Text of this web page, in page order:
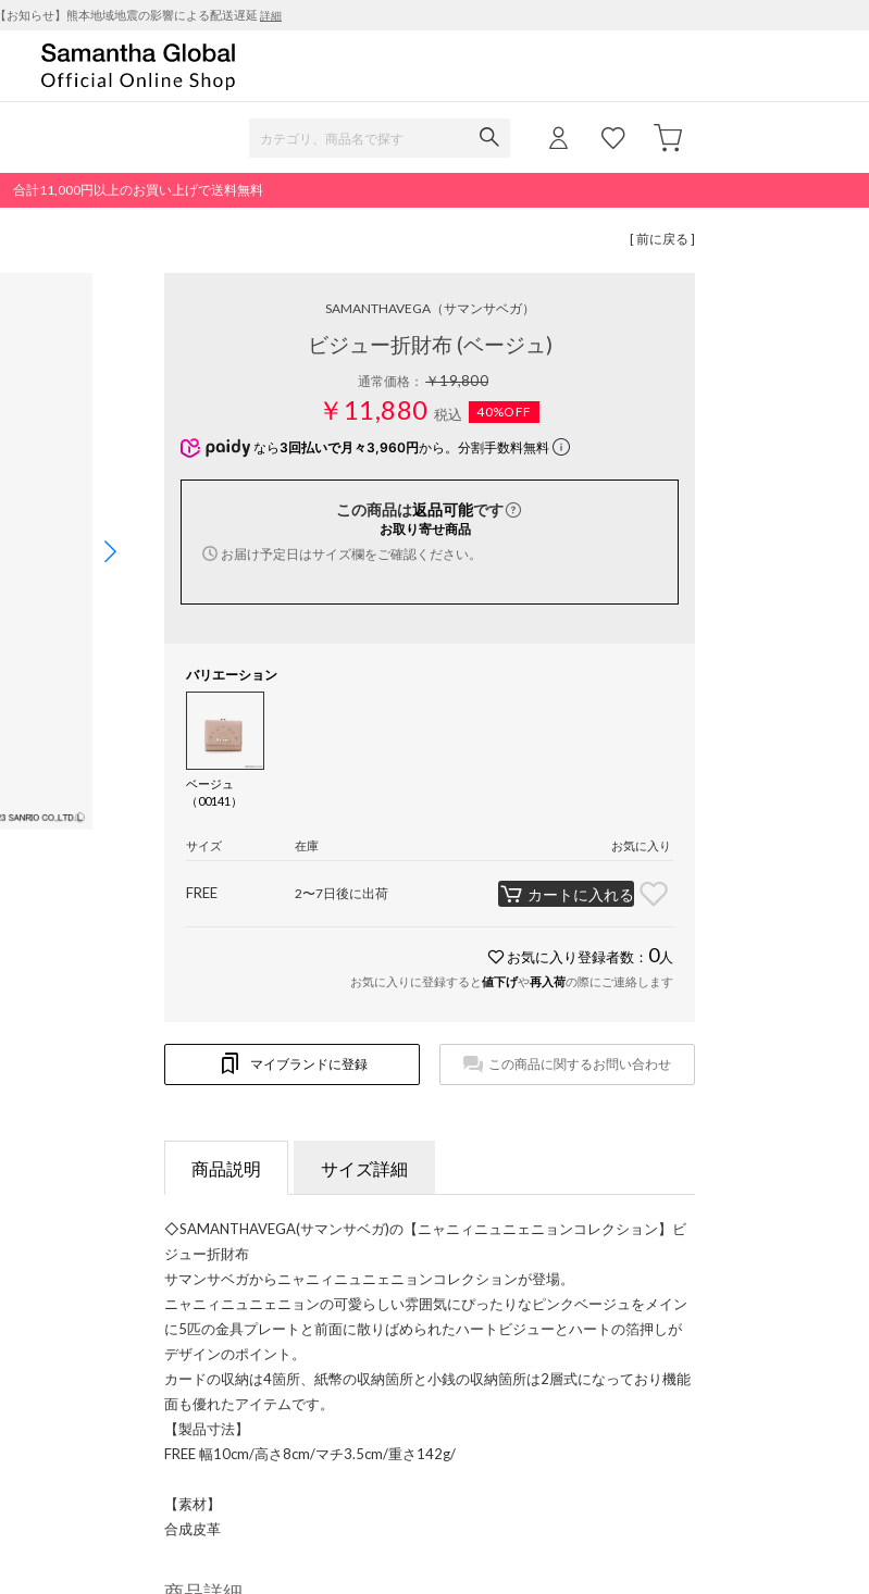
【お知らせ】熊本地域地震の影響による配送遅延 詳細
合計11,000円以上のお買い上げで送料無料
[ 前に戻る ]
SAMANTHAVEGA（サマンサベガ）
ビジュー折財布 (ベージュ)
通常価格：￥19,800
￥11,880 税込 40%OFF
なら 3回払いで月々3,960円から。分割手数料無料
この商品は返品可能です
お取り寄せ商品
お届け予定日はサイズ欄をご確認ください。
バリエーション
ベージュ
（00141）
サイズ 在庫 お気に入り
FREE 2〜7日後に出荷 カートに入れる
お気に入り登録者数： 0人
お気に入りに登録すると値下げや再入荷の際にご連絡します
マイブランドに登録 この商品に関するお問い合わせ
商品説明 サイズ詳細
◇SAMANTHAVEGA(サマンサベガ)の【ニャニィニュニェニョンコレクション】ビ
ジュー折財布
サマンサベガからニャニィニュニェニョンコレクションが登場。
ニャニィニュニェニョンの可愛らしい雰囲気にぴったりなピンクベージュをメイン
に5匹の金具プレートと前面に散りばめられたハートビジューとハートの箔押しが
デザインのポイント。
カードの収納は4箇所、紙幣の収納箇所と小銭の収納箇所は2層式になっており機能
面も優れたアイテムです。
【製品寸法】
FREE 幅10cm/高さ8cm/マチ3.5cm/重さ142g/
【素材】
合成皮革